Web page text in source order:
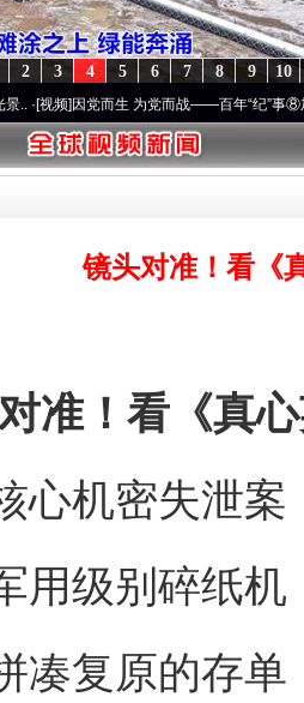
10
9
8
7
6
5
4
3
2
而生 为党而战——百年“纪”事⑧加强纪律..·[视
镜头对准！看《
！看《真心
机密失泄案
级别碎纸机
复原的存单